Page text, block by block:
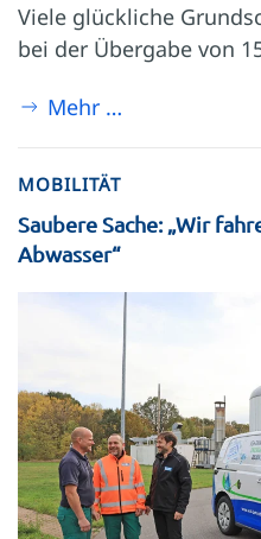
Viele glückliche
bei der Übergabe von
Mehr …
MOBILITÄT
Saubere Sache: „Wir
Abwasser“